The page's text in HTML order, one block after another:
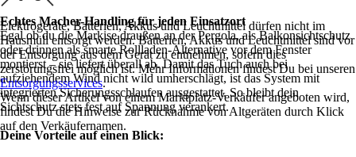
Echtes Macher-Handling für jeden Einsatzort
Egal ob du die Markise draußen an der Pergola, als Balkonsichtschutz
oder drinnen als smarte Rollladen-Alternative vor dem Fenster
montierst – sie liefert überall ab. Damit das Tuch auch bei
aufziehendem Wind nicht wild umherschlägt, ist das System mit
integrierten Sicherungsschlaufen ausgestattet. So bleibt dein
Sichtschutz stets fest auf Spannung verankert.
Deine Vorteile auf einen Blick:
Elektrogeräte, Batterien, Akkus und Leuchtmittel dürfen nicht im
Hausmüll entsorgt werden. Batterien, Akkus und Leuchtmittel sind vor
der Entsorgung aus dem Gerät zu entnehmen, sofern dies
zerstörungsfrei möglich ist. Mehr Informationen findest Du bei unseren
Entsorgungsservices.
Wenn dieser Artikel von einem Marktplatz-Verkäufer angeboten wird,
findest Du die Hinweise zur Rücknahme von Altgeräten durch Klick
auf den Verkäufernamen.